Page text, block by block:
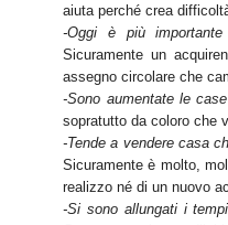
aiuta perché crea
-Oggi è più
Sicuramente un
assegno circolare che
-Sono aumentate le
sopratutto da coloro che
-Tende a vendere casa
Sicuramente è molto,
realizzo né di un nuovo
-Si sono allungati i